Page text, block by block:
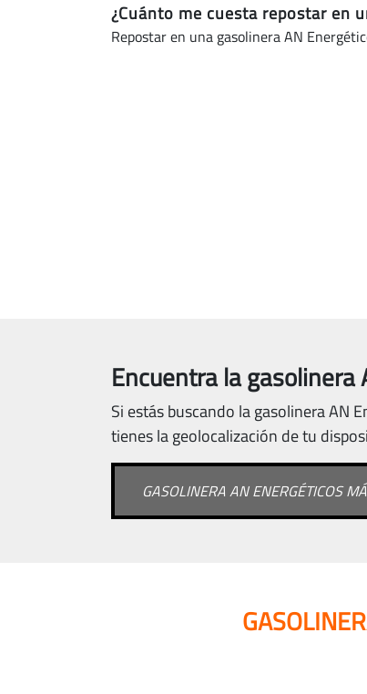
¿Cuánto me cuesta repostar en
Repostar en una gasolinera AN
Encuentra la gasolinera
Si estás buscando la gasolinera AN
tienes la geolocalización de tu
GASOLINERA AN ENERGÉTICOS